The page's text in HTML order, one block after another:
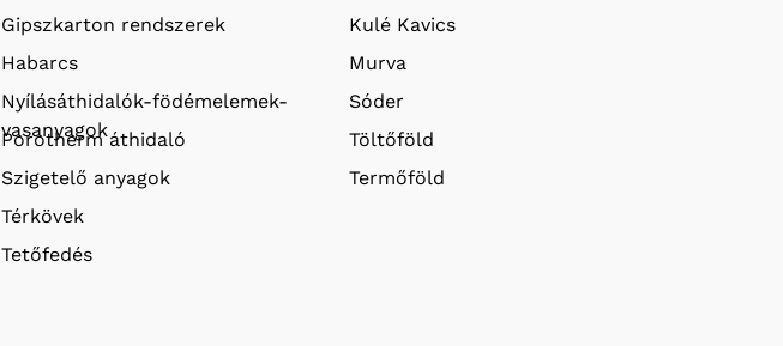
Gipszkarton rendszerek
Habarcs
Nyílásáthidalók-födémelemek-
vasanyagok
Porotherm áthidaló
Szigetelő anyagok
Térkövek
Tetőfedés
Kulé Kavics
Murva
Sóder
Töltőföld
Termőföld